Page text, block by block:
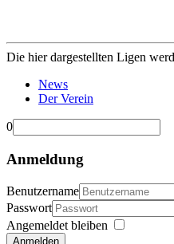
Die hier dargestellten Ligen
News
Der Verein
0
Anmeldung
Benutzername
Passwort
Angemeldet bleiben
Anmelden